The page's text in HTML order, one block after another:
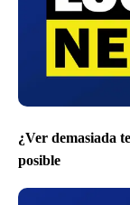
¿Ver demasiada
posible